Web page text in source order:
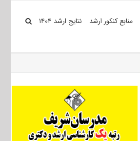
منابع کنکور ارشد نتایج ارشد ۱۴۰۴